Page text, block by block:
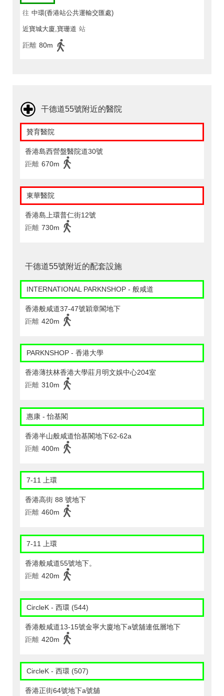
往 中環(香港站公共運輸交匯處)
近寶城大廈,寶珊道 站
距離 80m
干德道55號附近的醫院
贊育醫院
香港島西營盤醫院道30號
距離 670m
東華醫院
香港島上環普仁街12號
距離 730m
干德道55號附近的配套設施
INTERNATIONAL PARKNSHOP - 般咸道
香港般咸道37-47號穎章閣地下
距離 420m
PARKNSHOP - 香港大學
香港薄扶林香港大學莊月明文娛中心204室
距離 310m
惠康 - 怡基閣
香港半山般咸道怡基閣地下62-62a
距離 400m
7-11 上環
香港高街 88 號地下
距離 460m
7-11 上環
香港般咸道55號地下。
距離 420m
CircleK - 西環 (544)
香港般咸道13-15號金寧大廈地下a號舖連低層地下
距離 420m
CircleK - 西環 (507)
香港正街64號地下a號舖